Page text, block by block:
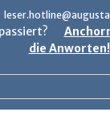
die Anworten!